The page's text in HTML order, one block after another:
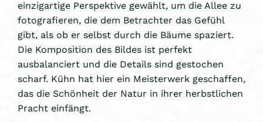
einzigartige Perspektive gewählt, um die Allee zu
fotografieren, die dem Betrachter das Gefühl
gibt, als ob er selbst durch die Bäume spaziert.
Die Komposition des Bildes ist perfekt
ausbalanciert und die Details sind gestochen
scharf. Kühn hat hier ein Meisterwerk geschaffen,
das die Schönheit der Natur in ihrer herbstlichen
Pracht einfängt.